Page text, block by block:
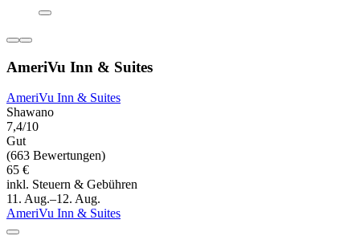
AmeriVu Inn & Suites
AmeriVu Inn & Suites
Shawano
7,4/10
Gut
(663 Bewertungen)
65 €
inkl. Steuern & Gebühren
11. Aug.–12. Aug.
AmeriVu Inn & Suites